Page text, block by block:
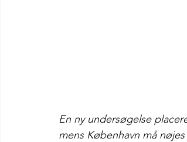
En ny undersøgelse
mens København må